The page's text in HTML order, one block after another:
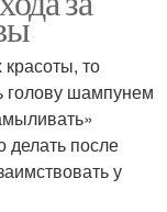
то
голову шампунем
делать после
у